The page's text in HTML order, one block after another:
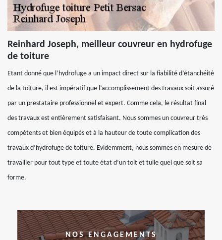
Reinhard Joseph, meilleur couvreur en hydrofuge
de toiture
Etant donné que l’hydrofuge a un impact direct sur la fiabilité d’étanchéité
de la toiture, il est impératif que l’accomplissement des travaux soit assuré
par un prestataire professionnel et expert. Comme cela, le résultat final
des travaux est entièrement satisfaisant. Nous sommes un couvreur très
compétents et bien équipés et à la hauteur de toute complication des
travaux d’hydrofuge de toiture. Evidemment, nous sommes en mesure de
travailler pour tout type et toute état d’un toit et tuile quel que soit sa
forme.
NOS ENGAGEMENTS